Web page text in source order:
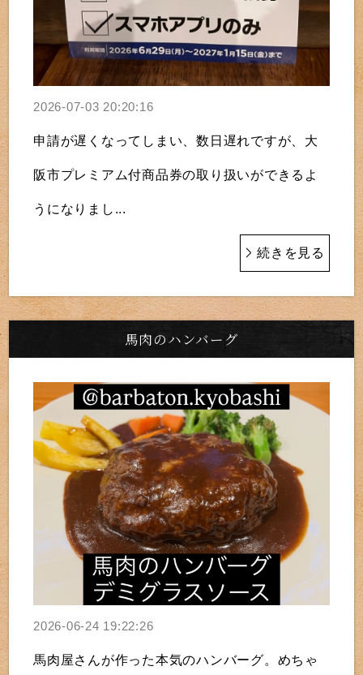
2026-07-03 20:20:16
申請が遅くなってしまい、数日遅れですが、大
阪市プレミアム付商品券の取り扱いができるよ
うになりまし...
続きを見る
馬肉のハンバーグ
2026-06-24 19:22:26
馬肉屋さんが作った本気のハンバーグ。めちゃ